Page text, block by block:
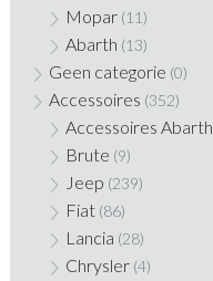
Mopar (11)
Abarth (13)
Geen categorie (0)
Accessoires (352)
Accessoires Abarth
Brute (9)
Jeep (239)
Fiat (86)
Lancia (28)
Chrysler (4)